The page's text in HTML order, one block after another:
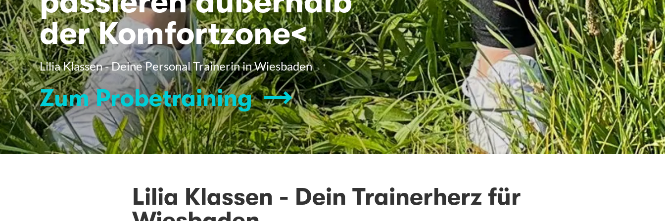
der Komfortzone<
Lilia Klassen - Deine Personal Trainerin in Wiesbaden
Zum Probetraining
Lilia Klassen - Dein Trainerherz für